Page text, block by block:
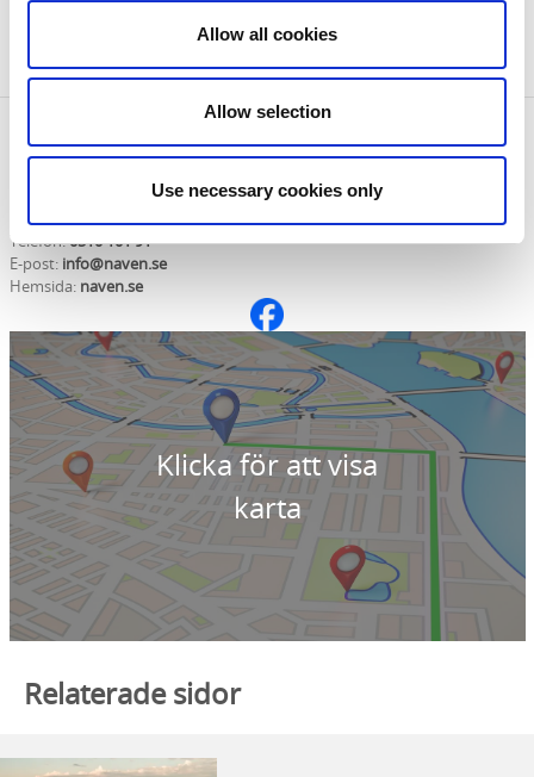
Allow all cookies
Allow selection
Use necessary cookies only
Boka Sista-Milen-Bilen
Kållandsö Navensberg
53199 Lidköping
Telefon:0510 101 91
E-post: info@naven.se
Hemsida: naven.se
Klicka för att visa
karta
Relaterade sidor